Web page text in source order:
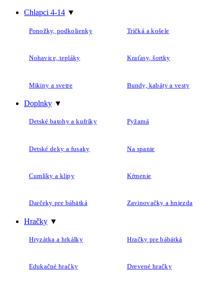
Chlapci 4-14 ▼
Ponožky, podkolienky Tričká a košele
Nohavice, tepláky Kraťasy, šortky
Mikiny a svetre Bundy, kabáty a vesty
Doplnky ▼
Detské batohy a kufríky Pyžamá
Detské deky a fusaky Na spanie
Cumlíky a klipy Kŕmenie
Darčeky pre bábätká Zavinovačky a hniezda
Hračky ▼
Hryzátka a hrkálky Hračky pre bábätká
Edukačné hračky Drevené hračky